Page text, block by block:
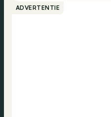
ADVERTENTIE